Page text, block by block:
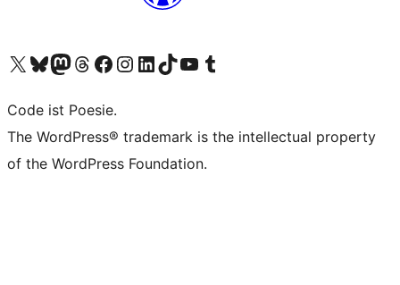
Unser X-Konto (früher Twitter) besuchen
Unser Bluesky-Konto besuchen
Unser Mastodon-Konto besuchen
Unser Threads-Konto besuchen
Unsere Facebook-Seite besuchen
Unser Instagram-Konto besuchen
Unser LinkedIn-Konto besuchen
Unser TikTok-Konto besuchen
Unseren YouTube-Kanal besuchen
Unser Tumblr-Konto besuchen
Code ist Poesie.
The WordPress® trademark is the intellectual property
of the WordPress Foundation.